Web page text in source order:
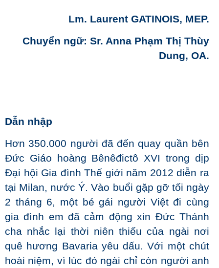
Lm. Laurent GATINOIS, MEP.
Chuyển ngữ: Sr. Anna Phạm Thị Thùy
Dung, OA.
Dẫn nhập
Hơn 350.000 người đã đến quay quần bên
Đức Giáo hoàng Bênêđictô XVI trong dịp
Đại hội Gia đình Thế giới năm 2012 diễn ra
tại Milan, nước Ý. Vào buổi gặp gỡ tối ngày
2 tháng 6, một bé gái người Việt đi cùng
gia đình em đã cảm động xin Đức Thánh
cha nhắc lại thời niên thiếu của ngài nơi
quê hương Bavaria yêu dấu. Với một chút
hoài niệm, vì lúc đó ngài chỉ còn người anh